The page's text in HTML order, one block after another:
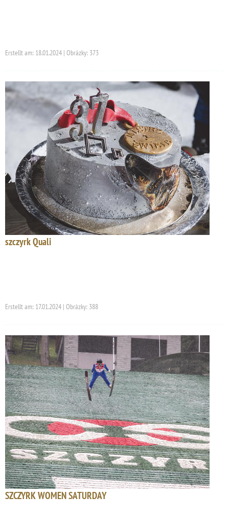
Erstellt am: 18.01.2024 | Obrázky: 373
szczyrk Quali
Erstellt am: 17.01.2024 | Obrázky: 388
SZCZYRK WOMEN SATURDAY